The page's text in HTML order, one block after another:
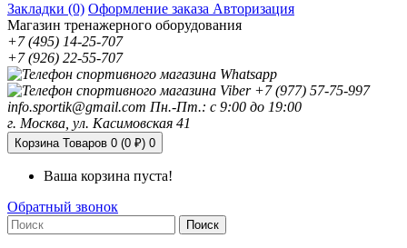
Закладки (0) Оформление заказа Авторизация
Магазин тренажерного оборудования
+7 (495) 14-25-707
+7 (926) 22-55-707
+7 (977) 57-75-997
info.sportik@gmail.com Пн.-Пт.: с 9:00 до 19:00
г. Москва, ул. Касимовская 41
Корзина Товаров 0 (0 ₽) 0
Ваша корзина пуста!
Обратный звонок
Поиск